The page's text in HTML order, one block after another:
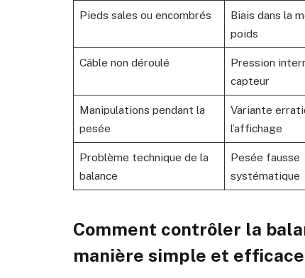
Pieds sales ou encombrés
Biais dans la
poids
Câble non déroulé
Pression
capteur
Manipulations pendant la
pesée
Variante
l’affichage
Problème technique de la
balance
Pesée fausse
systématique
Comment contrôler la
manière simple et efficace